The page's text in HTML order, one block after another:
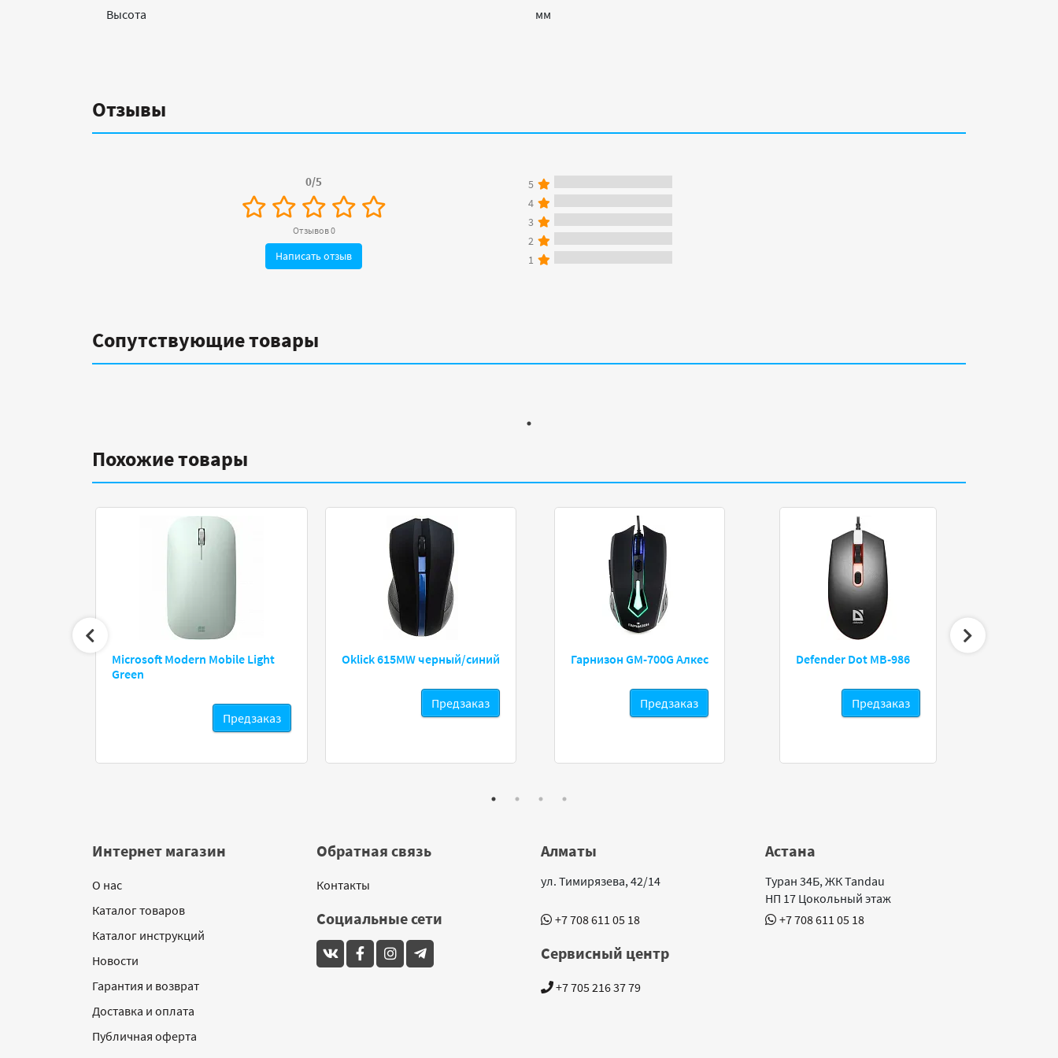
Высота
мм
Отзывы
0/5
Отзывов 0
Написать отзыв
5
4
3
2
1
Сопутствующие товары
Похожие товары
Microsoft Modern Mobile Light
Green
Предзаказ
Oklick 615MW черный/синий
Предзаказ
Гарнизон GM-700G Алкес
Предзаказ
Defender Dot MB-986
Предзаказ
Интернет магазин
О нас
Каталог товаров
Каталог инструкций
Новости
Гарантия и возврат
Доставка и оплата
Публичная оферта
Обратная связь
Контакты
Социальные сети
Алматы
ул. Тимирязева, 42/14
+7 708 611 05 18
Астана
Туран 34Б, ЖК Tandau
НП 17 Цокольный этаж
+7 708 611 05 18
Сервисный центр
+7 705 216 37 79